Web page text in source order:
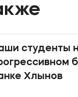
студенты
Хлынов